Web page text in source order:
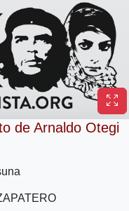
de Arnaldo Otegi